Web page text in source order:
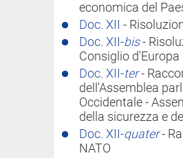
economica del
Doc. XII
-
Doc. XII-bis -
Consiglio d'Europa
Doc. XII-ter -
dell'Assemblea
Occidentale -
della sicurezza e
Doc. XII-quater -
NATO